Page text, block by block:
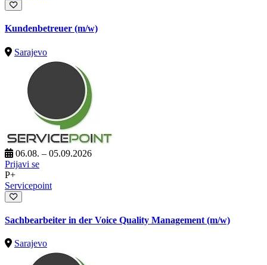
Kundenbetreuer (m/w)
Sarajevo
06.08. – 05.09.2026
Prijavi se
P+
Servicepoint
Sachbearbeiter in der Voice Quality Management (m/w)
Sarajevo